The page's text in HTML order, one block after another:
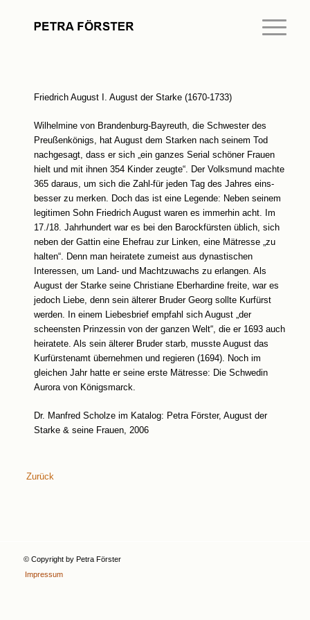
Friedrich August I. August der Starke (1670-1733)
Wilhelmine von Brandenburg-Bayreuth, die Schwester des
Preußenkönigs, hat August dem Starken nach seinem Tod
nachgesagt, dass er sich „ein ganzes Serial schöner Frauen
hielt und mit ihnen 354 Kinder zeugte“. Der Volksmund machte
365 daraus, um sich die Zahl-für jeden Tag des Jahres eins-
besser zu merken. Doch das ist eine Legende: Neben seinem
legitimen Sohn Friedrich August waren es immerhin acht. Im
17./18. Jahrhundert war es bei den Barockfürsten üblich, sich
neben der Gattin eine Ehefrau zur Linken, eine Mätresse „zu
halten“. Denn man heiratete zumeist aus dynastischen
Interessen, um Land- und Machtzuwachs zu erlangen. Als
August der Starke seine Christiane Eberhardine freite, war es
jedoch Liebe, denn sein älterer Bruder Georg sollte Kurfürst
werden. In einem Liebesbrief empfahl sich August „der
scheensten Prinzessin von der ganzen Welt“, die er 1693 auch
heiratete. Als sein älterer Bruder starb, musste August das
Kurfürstenamt übernehmen und regieren (1694). Noch im
gleichen Jahr hatte er seine erste Mätresse: Die Schwedin
Aurora von Königsmarck.
Dr. Manfred Scholze im Katalog: Petra Förster, August der
Starke & seine Frauen, 2006
Zurück
© Copyright by Petra Förster
Impressum